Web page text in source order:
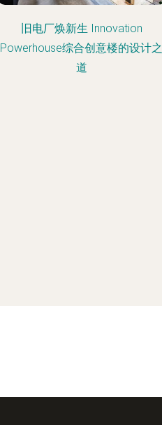
旧电厂焕新生 Innovation
Powerhouse综合创意楼的设计之
道